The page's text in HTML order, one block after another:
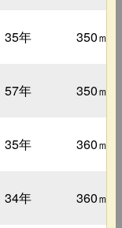
35年 350㎡
57年 350㎡
35年 360㎡
34年 360㎡